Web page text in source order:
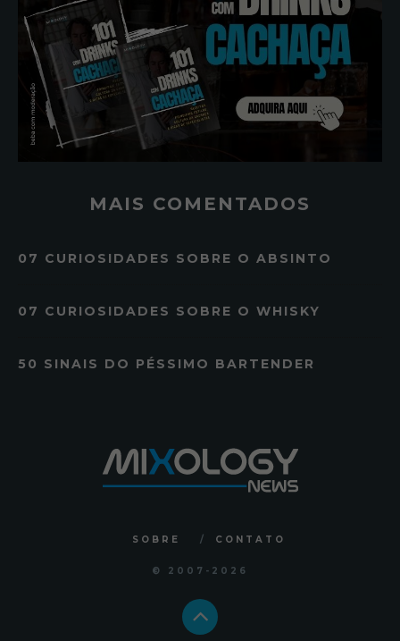
MAIS COMENTADOS
07 CURIOSIDADES SOBRE O ABSINTO
07 CURIOSIDADES SOBRE O WHISKY
50 SINAIS DO PÉSSIMO BARTENDER
SOBRE CONTATO
© 2007 -2026